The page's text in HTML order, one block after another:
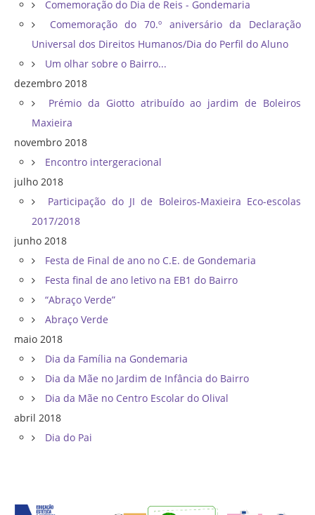
Comemoração do Dia de Reis - Gondemaria
Comemoração do 70.º aniversário da Declaração
Universal dos Direitos Humanos/Dia do Perfil do Aluno
Um olhar sobre o Bairro...
dezembro 2018
Prémio da Giotto atribuído ao jardim de Boleiros
Maxieira
novembro 2018
Encontro intergeracional
julho 2018
Participação do JI de Boleiros-Maxieira Eco-escolas
2017/2018
junho 2018
Festa de Final de ano no C.E. de Gondemaria
Festa final de ano letivo na EB1 do Bairro
“Abraço Verde”
Abraço Verde
maio 2018
Dia da Família na Gondemaria
Dia da Mãe no Jardim de Infância do Bairro
Dia da Mãe no Centro Escolar do Olival
abril 2018
Dia do Pai